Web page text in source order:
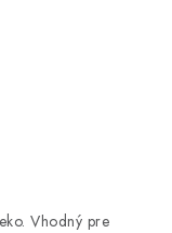
Vhodný pre